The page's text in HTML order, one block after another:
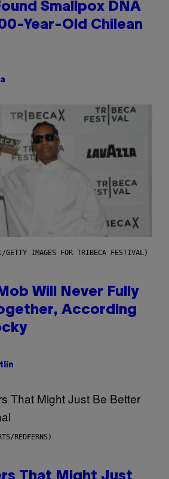
Smallpox DNA
Year-Old Chilean
GETTY IMAGES FOR TRIBECA FESTIVAL)
Will Never Fully
According
REDFERNS)